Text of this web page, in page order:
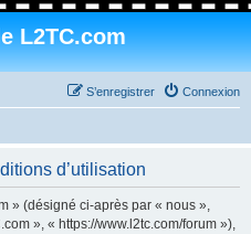
L2TC.com
Connexion
S’enregistrer
d’utilisation
» (désigné ci-après par « nous »,
», « https://www.l2tc.com/forum »),